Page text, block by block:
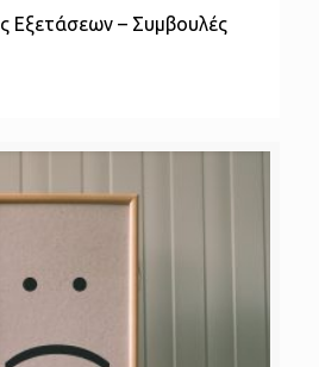
Εξετάσεων – Συμβουλές